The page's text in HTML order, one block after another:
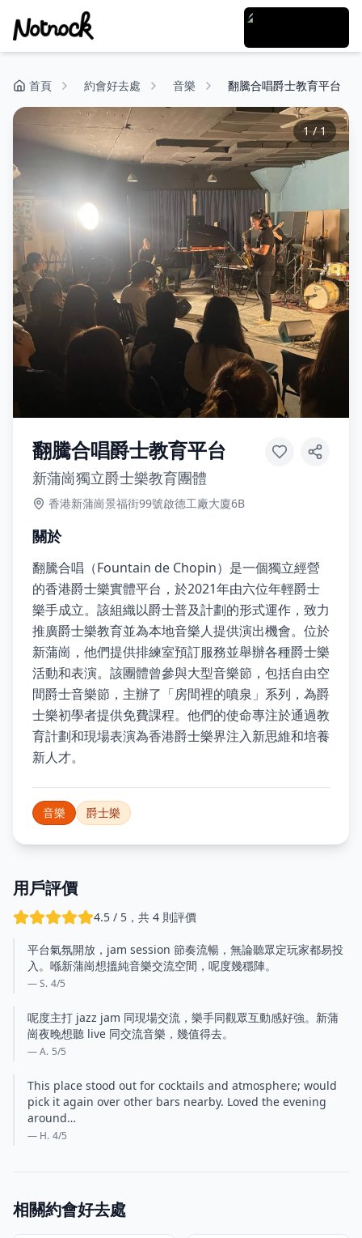
首頁 約會好去處 音樂 翻騰合唱爵士教育平台
1/1
翻騰合唱爵士教育平台
新蒲崗獨立爵士樂教育團體
香港新蒲崗景福街99號啟德工廠大廈6B
關於
翻騰合唱（Fountain de Chopin）是一個獨立經營
的香港爵士樂實體平台，於2021年由六位年輕爵士
樂手成立。該組織以爵士普及計劃的形式運作，致力
推廣爵士樂教育並為本地音樂人提供演出機會。位於
新蒲崗，他們提供排練室預訂服務並舉辦各種爵士樂
活動和表演。該團體曾參與大型音樂節，包括自由空
間爵士音樂節，主辦了「房間裡的噴泉」系列，為爵
士樂初學者提供免費課程。他們的使命專注於通過教
育計劃和現場表演為香港爵士樂界注入新思維和培養
新人才。
音樂 爵士樂
用戶評價
4.5 / 5，共 4 則評價
平台氣氛開放，jam session 節奏流暢，無論聽眾定玩家都易投
入。喺新蒲崗想搵純音樂交流空間，呢度幾穩陣。
— S. 4/5
呢度主打 jazz jam 同現場交流，樂手同觀眾互動感好強。新蒲
崗夜晚想聽 live 同交流音樂，幾值得去。
— A. 5/5
This place stood out for cocktails and atmosphere; would
pick it again over other bars nearby. Loved the evening
around…
— H. 4/5
相關約會好去處